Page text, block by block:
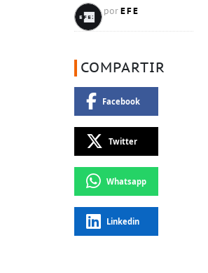
por EFE
COMPARTIR
Facebook
Twitter
Whatsapp
Linkedin